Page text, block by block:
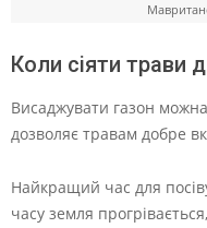
Коли сіяти трави
Висаджувати газон
дозволяє травам добре
Найкращий час для
часу земля